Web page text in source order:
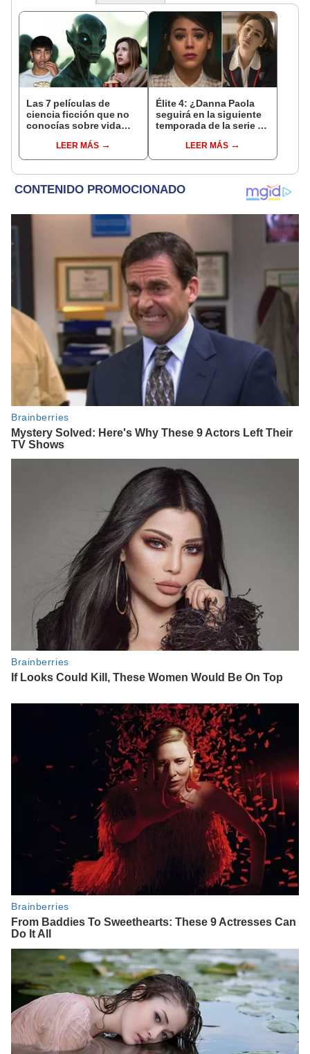
Las 7 películas de
ciencia ficción que no
conocías sobre vida
fueron un éxito en el
cine
LEER MÁS
Élite 4: ¿Danna Paola
seguirá en la siguiente
temporada de la serie de
LEER MÁS